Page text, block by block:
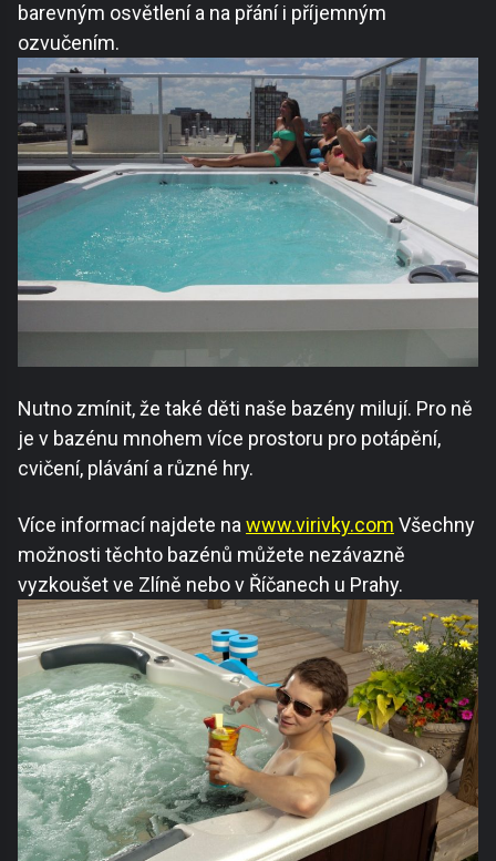
barevným osvětlení a na přání i příjemným
ozvučením.
Nutno zmínit, že také děti naše bazény milují. Pro ně
je v bazénu mnohem více prostoru pro potápění,
cvičení, plávání a různé hry.
Více informací najdete na www.virivky.com Všechny
možnosti těchto bazénů můžete nezávazně
vyzkoušet ve Zlíně nebo v Říčanech u Prahy.